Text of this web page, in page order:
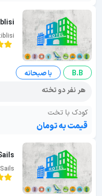
B.B
با صبحانه
هر نفر دو تخته
کودک با تخت
قیمت به تومان